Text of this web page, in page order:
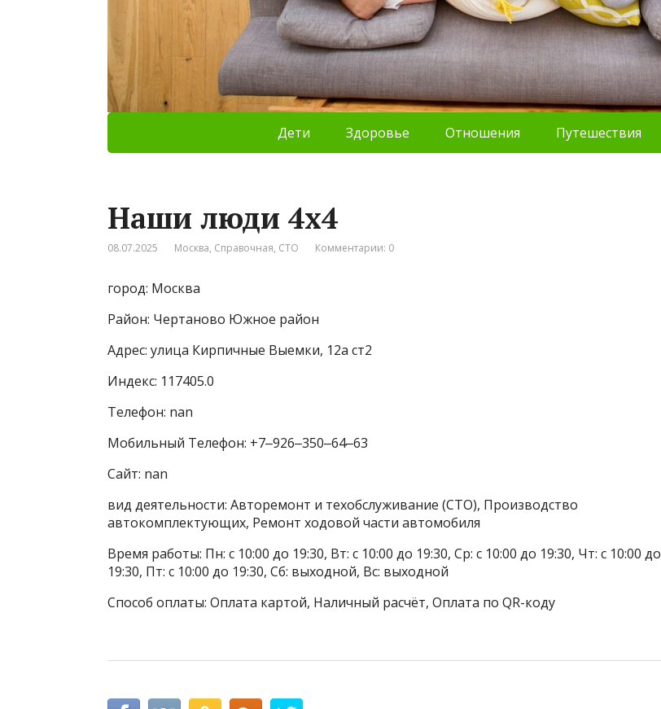
Дети Здоровье Отношения Путешествия
Наши люди 4х4
08.07.2025 Москва, Справочная, СТО Комментарии: 0
город: Москва
Район: Чертаново Южное район
Адрес: улица Кирпичные Выемки, 12а ст2
Индекс: 117405.0
Телефон: nan
Мобильный Телефон: +7‒926‒350‒64‒63
Сайт: nan
вид деятельности: Авторемонт и техобслуживание (СТО), Производство
автокомплектующих, Ремонт ходовой части автомобиля
Время работы: Пн: с 10:00 до 19:30, Вт: с 10:00 до 19:30, Ср: с 10:00 до 19:30, Чт: с 10:00 до
19:30, Пт: с 10:00 до 19:30, Сб: выходной, Вс: выходной
Способ оплаты: Оплата картой, Наличный расчёт, Оплата по QR-коду